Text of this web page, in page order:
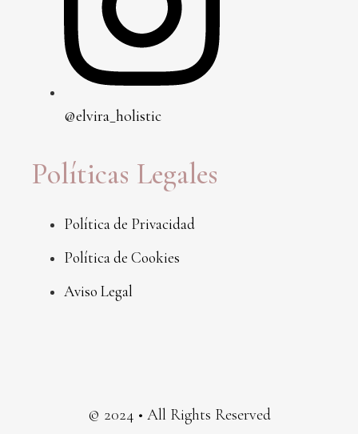
@elvira_holistic
Políticas Legales
Política de Privacidad
Política de Cookies
Aviso Legal
© 2024 • All Rights Reserved